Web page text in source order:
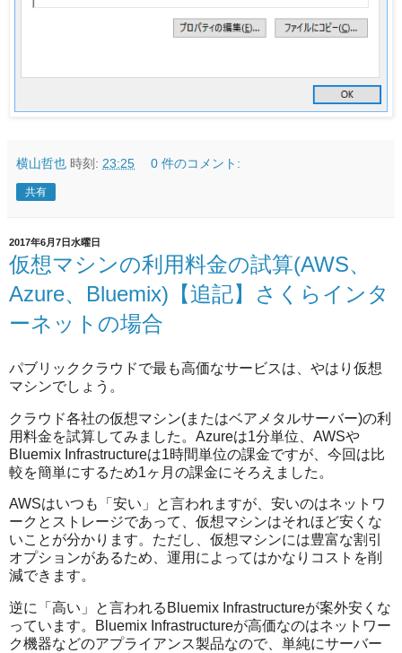
横山哲也 時刻: 23:25 0 件のコメント:
共有
2017年6月7日水曜日
仮想マシンの利用料金の試算(AWS、
Azure、Bluemix)【追記】さくらインタ
ーネットの場合
パブリッククラウドで最も高価なサービスは、やはり仮想
マシンでしょう。
クラウド各社の仮想マシン(またはベアメタルサーバー)の利
用料金を試算してみました。Azureは1分単位、AWSや
Bluemix Infrastructureは1時間単位の課金ですが、今回は比
較を簡単にするため1ヶ月の課金にそろえました。
AWSはいつも「安い」と言われますが、安いのはネットワ
ークとストレージであって、仮想マシンはそれほど安くな
いことが分かります。ただし、仮想マシンには豊富な割引
オプションがあるため、運用によってはかなりコストを削
減できます。
逆に「高い」と言われるBluemix Infrastructureが案外安くな
っています。Bluemix Infrastructureが高価なのはネットワー
ク機器などのアプライアンス製品なので、単純にサーバー